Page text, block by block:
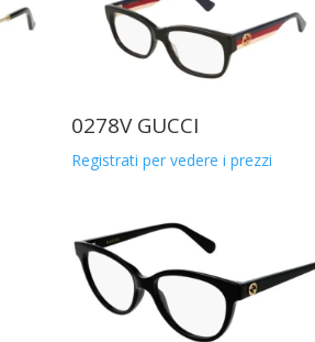
0278V GUCCI
Registrati per vedere i prezzi